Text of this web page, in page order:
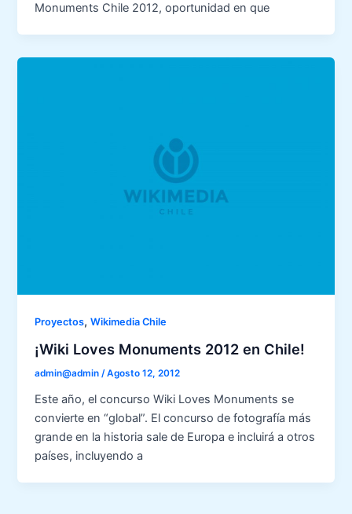
Monuments Chile 2012, oportunidad en que
Proyectos,Wikimedia Chile
¡Wiki Loves Monuments 2012 en Chile!
admin@admin/Agosto 12, 2012
Este año, el concurso Wiki Loves Monuments se
convierte en “global”. El concurso de fotografía más
grande en la historia sale de Europa e incluirá a otros
países, incluyendo a